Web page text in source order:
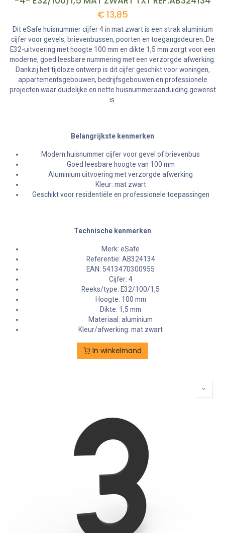
€13,85
Dit eSafe huisnummer cijfer 4 in mat zwart is een strak aluminium
cijfer voor gevels, brievenbussen, poorten en toegangsdeuren. De
E32-uitvoering met hoogte 100 mm en dikte 1,5 mm zorgt voor een
moderne, goed leesbare nummering met een verzorgde afwerking.
Dankzij het tijdloze ontwerp is dit cijfer geschikt voor woningen,
appartementsgebouwen, bedrijfsgebouwen en professionele
projecten waar duidelijke en nette huisnummeraanduiding gewenst
is.
Belangrijkste kenmerken
Modern huisnummer cijfer voor gevel of brievenbus
Goed leesbare hoogte van 100 mm
Aluminium uitvoering met verzorgde afwerking
Kleur: mat zwart
Geschikt voor residentiële en professionele toepassingen
Technische kenmerken
Merk: eSafe
Referentie: AB324134
EAN: 5413470300955
Cijfer: 4
Reeks/type: E32/100/1,5
Hoogte: 100 mm
Dikte: 1,5 mm
Materiaal: aluminium
Kleur/afwerking: mat zwart
In winkelmand